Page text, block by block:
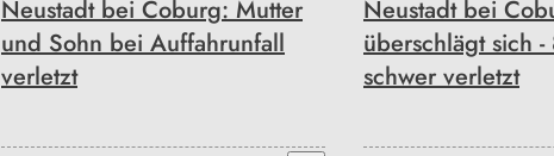
Neustadt bei Coburg: Mutter
und Sohn bei Auffahrunfall
verletzt
Neustadt bei
überschlägt sich -
schwer verletzt